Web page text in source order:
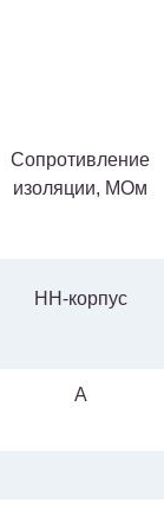
Сопротивление
изоляции, МОм
НН-корпус
A